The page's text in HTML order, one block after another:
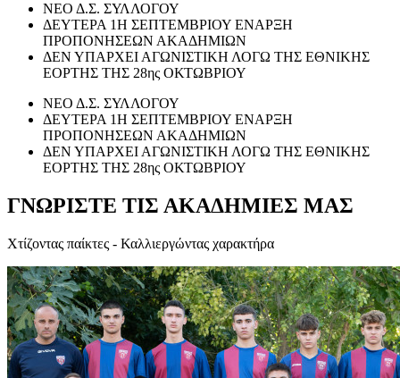
ΝΕΟ Δ.Σ. ΣΥΛΛΟΓΟΥ
ΔΕΥΤΕΡΑ 1Η ΣΕΠΤΕΜΒΡΙΟΥ ΕΝΑΡΞΗ
ΠΡΟΠΟΝΗΣΕΩΝ ΑΚΑΔΗΜΙΩΝ
ΔΕΝ ΥΠΑΡΧΕΙ ΑΓΩΝΙΣΤΙΚΗ ΛΟΓΩ ΤΗΣ ΕΘΝΙΚΗΣ
ΕΟΡΤΗΣ ΤΗΣ 28ης ΟΚΤΩΒΡΙΟΥ
ΝΕΟ Δ.Σ. ΣΥΛΛΟΓΟΥ
ΔΕΥΤΕΡΑ 1Η ΣΕΠΤΕΜΒΡΙΟΥ ΕΝΑΡΞΗ
ΠΡΟΠΟΝΗΣΕΩΝ ΑΚΑΔΗΜΙΩΝ
ΔΕΝ ΥΠΑΡΧΕΙ ΑΓΩΝΙΣΤΙΚΗ ΛΟΓΩ ΤΗΣ ΕΘΝΙΚΗΣ
ΕΟΡΤΗΣ ΤΗΣ 28ης ΟΚΤΩΒΡΙΟΥ
ΓΝΩΡΙΣΤΕ ΤΙΣ ΑΚΑΔΗΜΙΕΣ ΜΑΣ
Χτίζοντας παίκτες - Καλλιεργώντας χαρακτήρα